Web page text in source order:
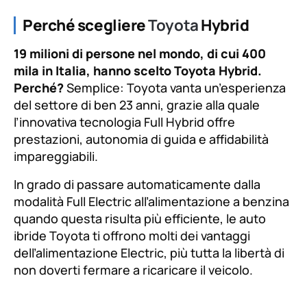
Perché scegliereToyotaHybrid
19 milioni di persone nel mondo, di cui 400
mila in Italia, hanno scelto Toyota Hybrid.
Perché?Semplice: Toyota vanta un’esperienza
del settore di ben 23 anni, grazie alla quale
l’innovativa tecnologia Full Hybrid offre
prestazioni, autonomia di guida e affidabilità
impareggiabili.
In grado di passare automaticamente dalla
modalità Full Electric all’alimentazione a benzina
quando questa risulta più efficiente, le auto
ibride Toyota ti offrono molti dei vantaggi
dell’alimentazione Electric, più tutta la libertà di
non doverti fermare a ricaricare il veicolo.